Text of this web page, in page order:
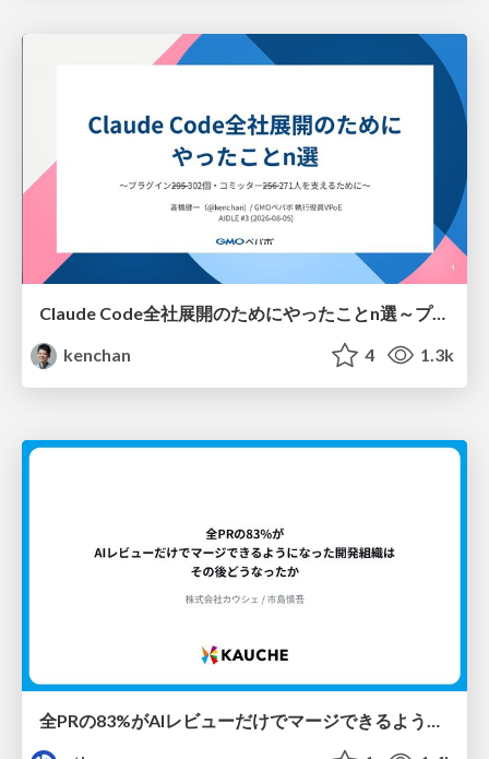
Claude Code全社展開のためにやったことn選～プラグイン302個・コミッター271人を支えるために～
kenchan
4 1.3k